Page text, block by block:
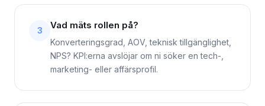
3 Vad mäts rollen på?
Konverteringsgrad, AOV, teknisk tillgänglighet,
NPS? KPI:erna avslöjar om ni söker en tech-,
marketing- eller affärsprofil.